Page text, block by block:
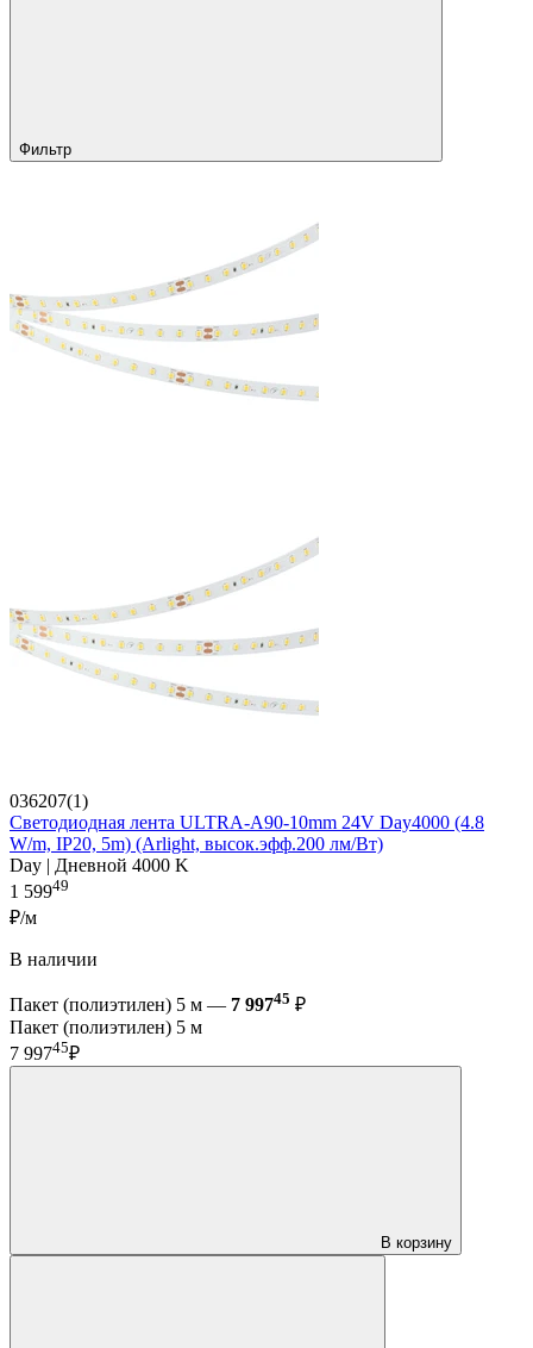
Фильтр
036207(1)
Светодиодная лента ULTRA-A90-10mm 24V Day4000 (4.8
W/m, IP20, 5m) (Arlight, высок.эфф.200 лм/Вт)
Day | Дневной 4000 K
1 59949
₽/м
В наличии
Пакет (полиэтилен) 5 м — 7 99745 ₽
Пакет (полиэтилен) 5 м
7 99745₽
В корзину